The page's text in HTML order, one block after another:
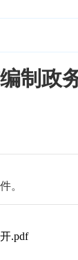
制政
。
.pdf